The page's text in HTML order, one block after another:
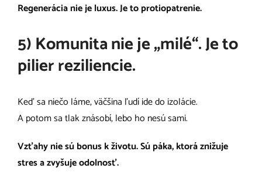
Regenerácia nie je luxus. Je to protiopatrenie.
5) Komunita nie je „milé“. Je to
pilier reziliencie.
Keď sa niečo láme, väčšina ľudí ide do izolácie.
A potom sa tlak znásobí, lebo ho nesú sami.
Vzťahy nie sú bonus k životu. Sú páka, ktorá znižuje
stres a zvyšuje odolnosť.